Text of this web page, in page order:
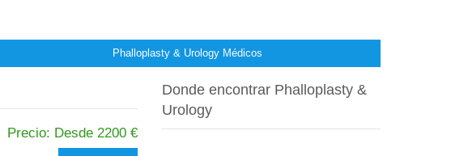
Precio: Desde 2200 €
Donde encontrar Phalloplasty &
Urology
Phalloplasty & Urology Médicos